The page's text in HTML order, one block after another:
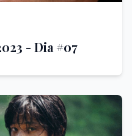
- Dia #07